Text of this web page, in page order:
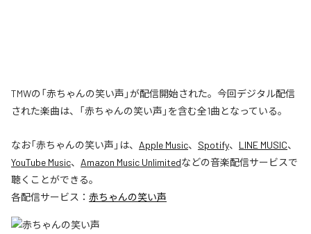
TMWの「赤ちゃんの笑い声」が配信開始された。今回デジタル配信
された楽曲は、「赤ちゃんの笑い声」を含む全1曲となっている。
なお「赤ちゃんの笑い声 」は、 Apple Music、 Spotify、 LINE MUSIC、
YouTube Music、 Amazon Music Unlimitedなどの音楽配信サービスで
聴くことができる。
各配信サービス： 赤ちゃんの笑い声